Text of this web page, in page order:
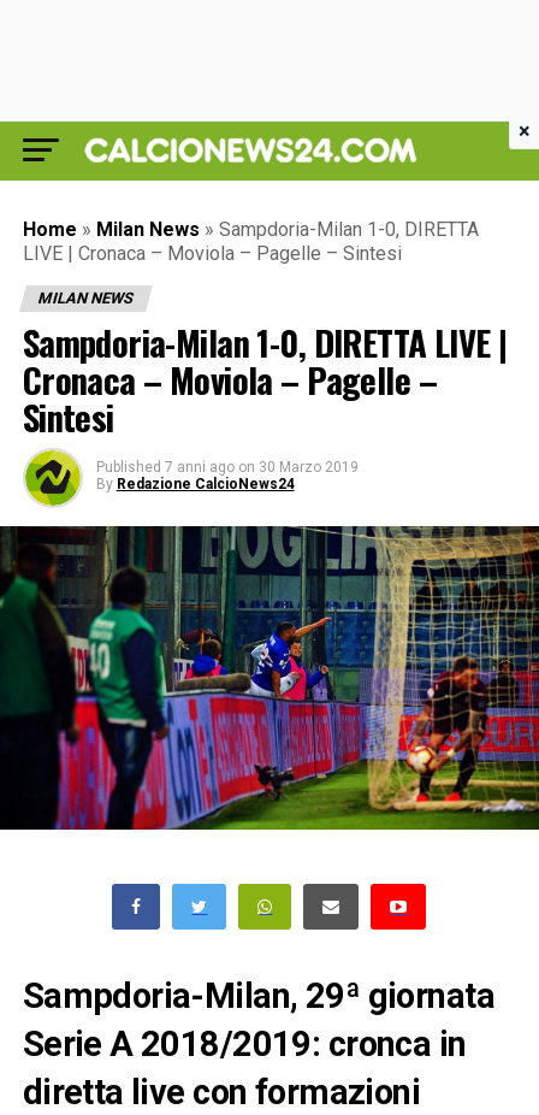
Home » Milan News » Sampdoria-Milan 1-0, DIRETTA
LIVE | Cronaca – Moviola – Pagelle – Sintesi
MILAN NEWS
Sampdoria-Milan 1-0, DIRETTA LIVE |
Cronaca – Moviola – Pagelle –
Sintesi
Published 7 anni ago on 30 Marzo 2019
By Redazione CalcioNews24
Sampdoria-Milan, 29ª giornata
Serie A 2018/2019: cronca in
diretta live con formazioni
×